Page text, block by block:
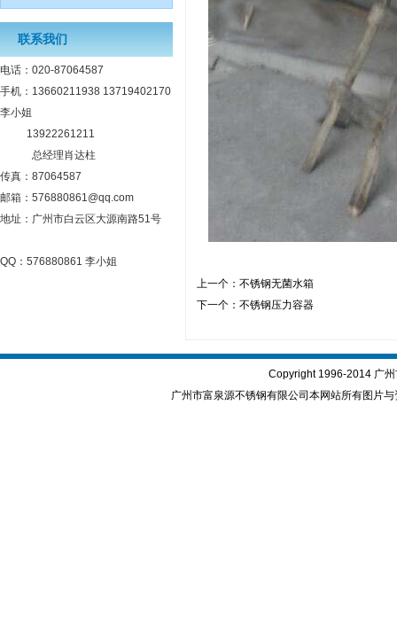
上一个： 不锈钢无菌水箱
下一个： 不锈钢压力容器
联系我们
电话：020-87064587
手机：13660211938 13719402170
李小姐
13922261211
总经理肖达柱
传真：87064587
邮箱：576880861@qq.com
地址：广州市白云区大源南路51号
QQ：576880861 李小姐
Copyright 1996-2014 广
广州市富泉源不锈钢有限公司本网站所有图片